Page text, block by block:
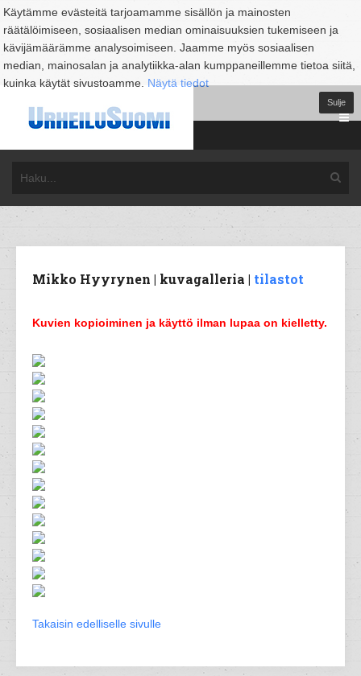
Käytämme evästeitä tarjoamamme sisällön ja mainosten
räätälöimiseen, sosiaalisen median ominaisuuksien tukemiseen ja
kävijämäärämme analysoimiseen. Jaamme myös sosiaalisen
median, mainosalan ja analytiikka-alan kumppaneillemme tietoa siitä,
kuinka käytät sivustoamme. Näytä tiedot
Sulje
Mikko Hyyrynen | kuvagalleria | tilastot
Kuvien kopioiminen ja käyttö ilman lupaa on kielletty.
Takaisin edelliselle sivulle